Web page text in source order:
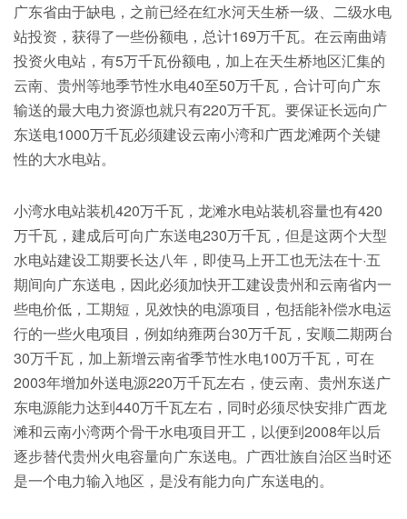
广东省由于缺电，之前已经在红水河天生桥一级、二级水电
站投资，获得了一些份额电，总计169万千瓦。在云南曲靖
投资火电站，有5万千瓦份额电，加上在天生桥地区汇集的
云南、贵州等地季节性水电40至50万千瓦，合计可向广东
输送的最大电力资源也就只有220万千瓦。要保证长远向广
东送电1000万千瓦必须建设云南小湾和广西龙滩两个关键
性的大水电站。
小湾水电站装机420万千瓦，龙滩水电站装机容量也有420
万千瓦，建成后可向广东送电230万千瓦，但是这两个大型
水电站建设工期要长达八年，即使马上开工也无法在十·五
期间向广东送电，因此必须加快开工建设贵州和云南省内一
些电价低，工期短，见效快的电源项目，包括能补偿水电运
行的一些火电项目，例如纳雍两台30万千瓦，安顺二期两台
30万千瓦，加上新增云南省季节性水电100万千瓦，可在
2003年增加外送电源220万千瓦左右，使云南、贵州东送广
东电源能力达到440万千瓦左右，同时必须尽快安排广西龙
滩和云南小湾两个骨干水电项目开工，以便到2008年以后
逐步替代贵州火电容量向广东送电。广西壮族自治区当时还
是一个电力输入地区，是没有能力向广东送电的。